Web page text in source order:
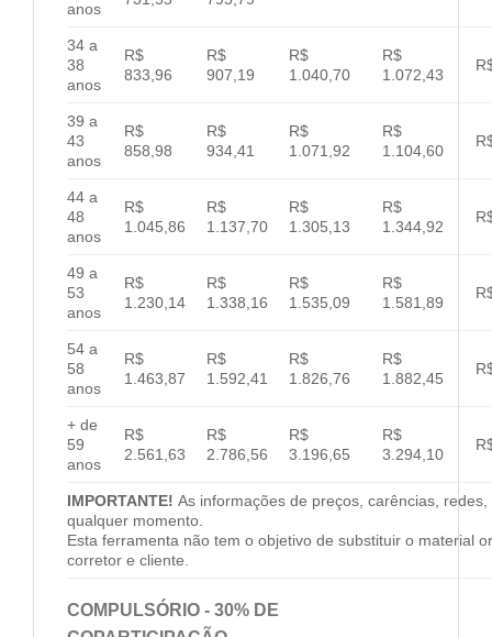
anos
34 a
38
anos
R$
833,96
R$
907,19
R$
1.040,70
R$
1.072,43
39 a
43
anos
R$
858,98
R$
934,41
R$
1.071,92
R$
1.104,60
44 a
48
anos
R$
1.045,86
R$
1.137,70
R$
1.305,13
R$
1.344,92
49 a
53
anos
R$
1.230,14
R$
1.338,16
R$
1.535,09
R$
1.581,89
54 a
58
anos
R$
1.463,87
R$
1.592,41
R$
1.826,76
R$
1.882,45
+ de
59
anos
R$
2.561,63
R$
2.786,56
R$
3.196,65
R$
3.294,10
IMPORTANTE! As informações de preços, carências,
qualquer momento.
Esta ferramenta não tem o objetivo de substituir o material
corretor e cliente.
COMPULSÓRIO - 30% DE